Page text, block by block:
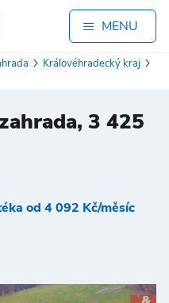
MENU
Královéhradecký kraj
3 425
od 4 092 Kč/měsíc